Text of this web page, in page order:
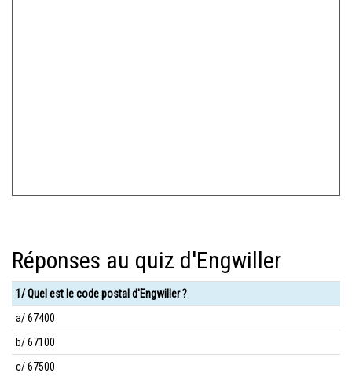
Réponses au quiz d'Engwiller
1/ Quel est le code postal d'Engwiller ?
a/ 67400
b/ 67100
c/ 67500